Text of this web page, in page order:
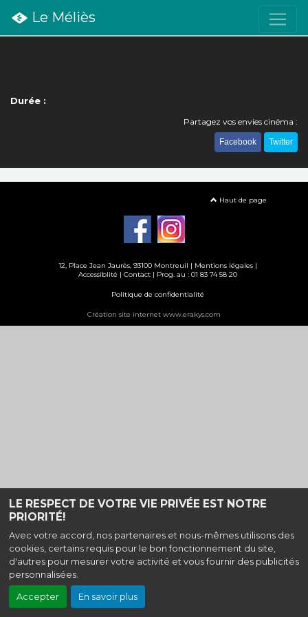
LE RESPECT DE VOTRE VIE PRIVÉE EST NOTRE
PRIORITÉ!
Avec votre accord, nos partenaires et nous-mêmes utilisons des
cookies, certains requis pour le bon fonctionnement du site,
d'autres pour mesurer votre activité et vous fournir des publicités
personnalisées.
Accepter En savoir plus
Le Méliès
Durée :
Partagez vos envies cinéma :
Facebook Twitter
Haut de page
12, Place Jean Jaurès, 93100 Montreuil | Mentions légales|
Accessiblité | Contact| Prog. au : 01 83 74 58 20
Politique de confidentialité
Création site internet www.erakys.com